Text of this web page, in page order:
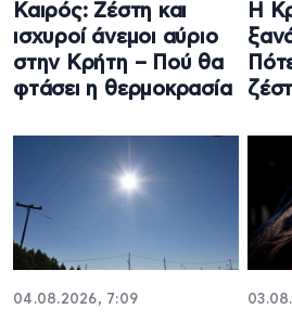
Καιρός: Ζέστη και
ισχυροί άνεμοι αύριο
στην Κρήτη – Πού θα
φτάσει η θερμοκρασία
Η
04.08.2026, 7:09